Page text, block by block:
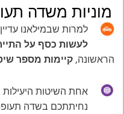
מוניות משדה
למרות שבמילאנו עדיין
לעשות כסף על
הראשונה, קיימות מספר
אחת השיטות היעילות
נחיתתכם בשדה